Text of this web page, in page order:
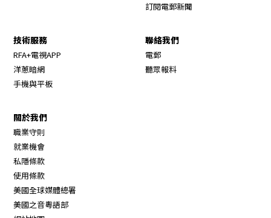
訂閱電郵新聞
技術服務
RFA+電視APP
洋蔥暗網
手機與平板
聯絡我們
電郵
聽眾報料
關於我們
職業守則
就業機會
私隱條款
使用條款
美國全球媒體總署
美國之音粵語部